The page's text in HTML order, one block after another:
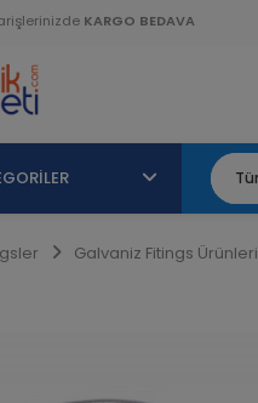
KARGO BEDAVA
Galvaniz Fitings Ürünleri